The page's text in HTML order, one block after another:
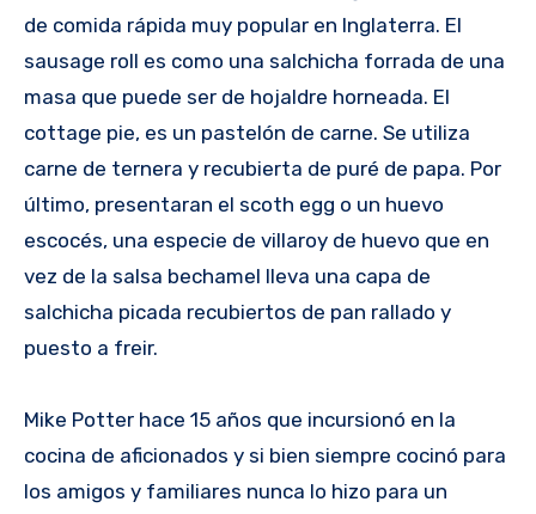
de comida rápida muy popular en Inglaterra. El
sausage roll es como una salchicha forrada de una
masa que puede ser de hojaldre horneada. El
cottage pie, es un pastelón de carne. Se utiliza
carne de ternera y recubierta de puré de papa. Por
último, presentaran el scoth egg o un huevo
escocés, una especie de villaroy de huevo que en
vez de la salsa bechamel lleva una capa de
salchicha picada recubiertos de pan rallado y
puesto a freir.
Mike Potter hace 15 años que incursionó en la
cocina de aficionados y si bien siempre cocinó para
los amigos y familiares nunca lo hizo para un